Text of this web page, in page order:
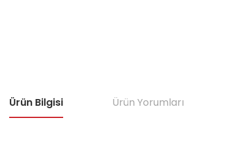
Ürün Bilgisi Ürün Yorumları